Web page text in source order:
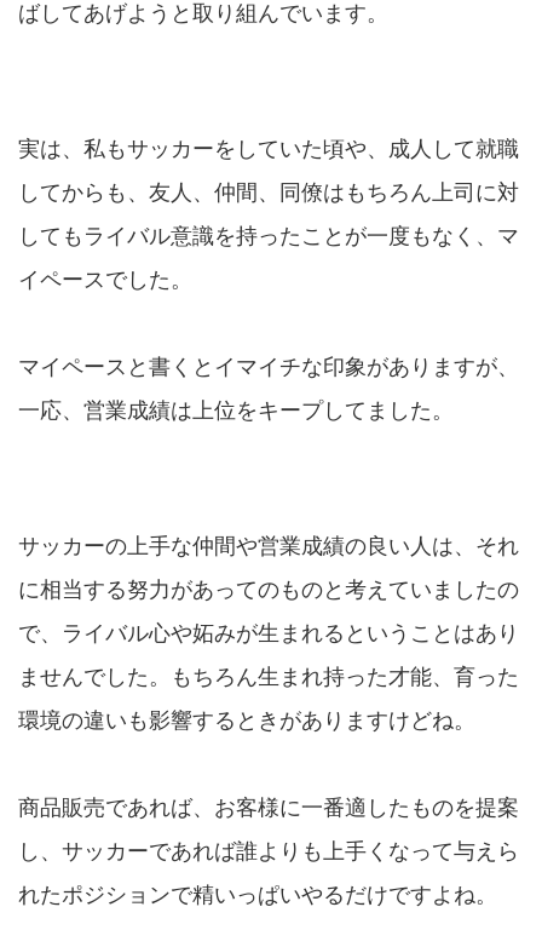
ばしてあげようと取り組んでいます。
実は、私もサッカーをしていた頃や、成人して就職
してからも、友人、仲間、同僚はもちろん上司に対
してもライバル意識を持ったことが一度もなく、マ
イペースでした。
マイペースと書くとイマイチな印象がありますが、
一応、営業成績は上位をキープしてました。
サッカーの上手な仲間や営業成績の良い人は、それ
に相当する努力があってのものと考えていましたの
で、ライバル心や妬みが生まれるということはあり
ませんでした。もちろん生まれ持った才能、育った
環境の違いも影響するときがありますけどね。
商品販売であれば、お客様に一番適したものを提案
し、サッカーであれば誰よりも上手くなって与えら
れたポジションで精いっぱいやるだけですよね。